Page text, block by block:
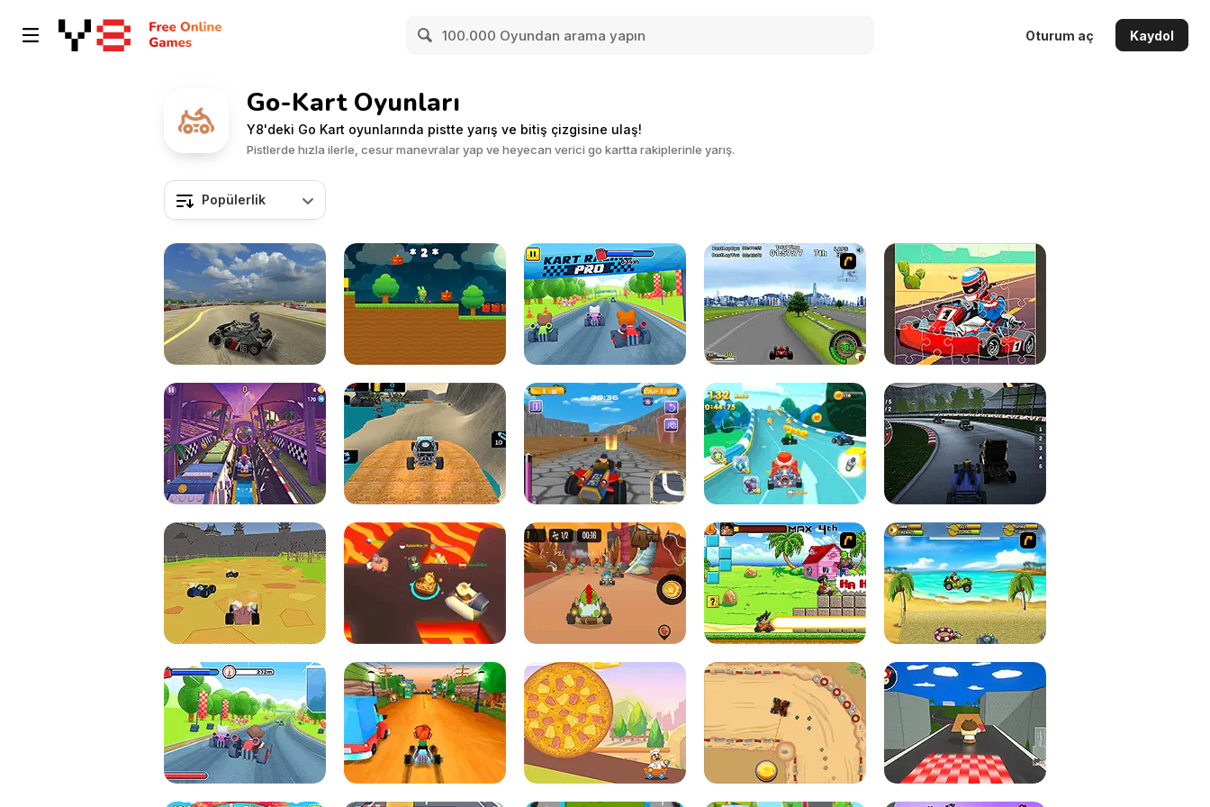
Oturum aç Kaydol
Go-Kart Oyunları
Y8'deki Go Kart oyunlarında pistte yarış ve bitiş çizgisine ulaş!
Pistlerde hızla ilerle, cesur manevralar yap ve heyecan verici go kartta rakiplerinle yarış.
Popülerlik